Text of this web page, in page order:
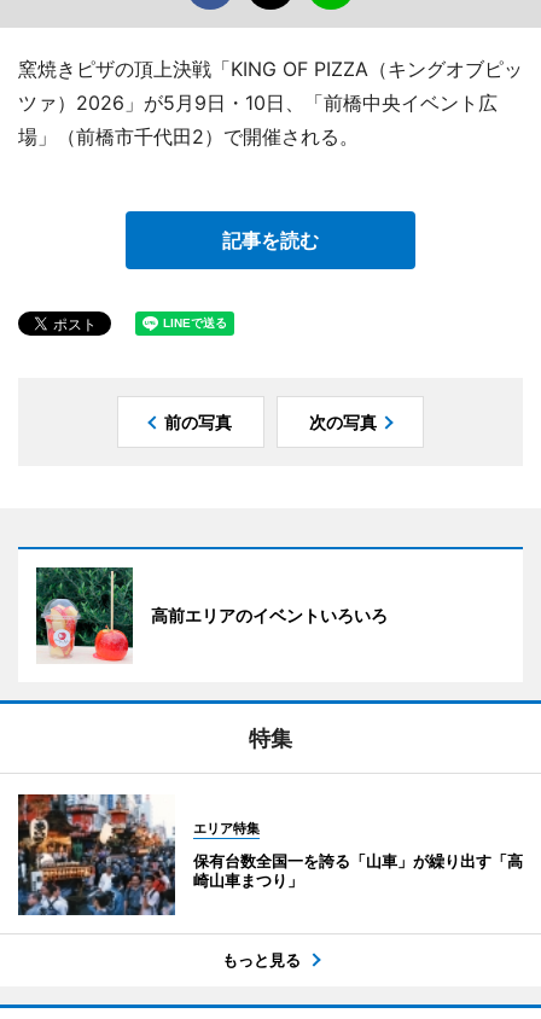
窯焼きピザの頂上決戦「KING OF PIZZA（キングオブピッ
ツァ）2026」が5月9日・10日、「前橋中央イベント広
場」（前橋市千代田2）で開催される。
記事を読む
前の写真 次の写真
高前エリアのイベントいろいろ
特集
エリア特集
保有台数全国一を誇る「山車」が繰り出す「高
崎山車まつり」
もっと見る